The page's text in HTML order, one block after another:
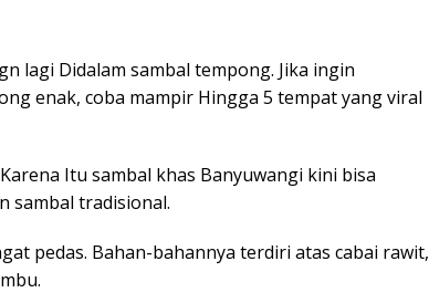
lagi Didalam sambal tempong. Jika ingin
enak, coba mampir Hingga 5 tempat yang viral
Itu sambal khas Banyuwangi kini bisa
sambal tradisional.
pedas. Bahan-bahannya terdiri atas cabai rawit,